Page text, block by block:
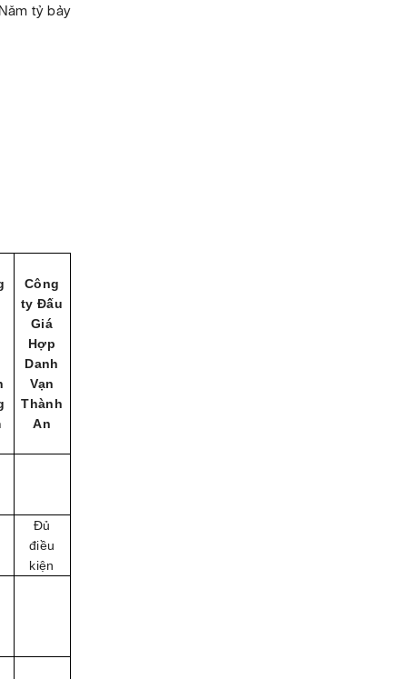
tỷ bảy
Công
ty Đấu
Giá
Hợp
Danh
Vạn
Thành
An
Đủ
điều
kiện